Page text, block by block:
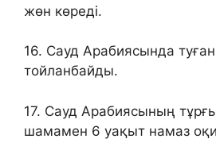
жөн көреді.
16. Сауд Арабиясында
тойланбайды.
17. Сауд Арабиясының
шамамен 6 уақыт намаз